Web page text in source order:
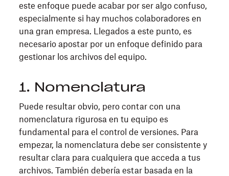
este enfoque puede acabar por ser algo confuso,
especialmente si hay muchos colaboradores en
una gran empresa. Llegados a este punto, es
necesario apostar por un enfoque definido para
gestionar los archivos del equipo.
1. Nomenclatura
Puede resultar obvio, pero contar con una
nomenclatura rigurosa en tu equipo es
fundamental para el control de versiones. Para
empezar, la nomenclatura debe ser consistente y
resultar clara para cualquiera que acceda a tus
archivos. También debería estar basada en la